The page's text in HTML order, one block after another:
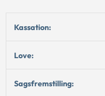
Kassation:
Love:
Sagsfremstilling: